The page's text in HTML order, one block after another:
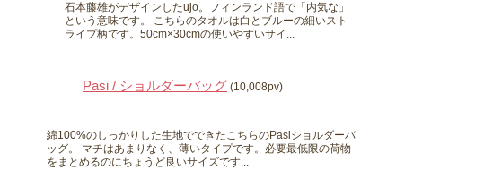
石本藤雄がデザインしたujo。フィンランド語で「内気な」
という意味です。 こちらのタオルは白とブルーの細いスト
ライプ柄です。50cm×30cmの使いやすいサイ...
Pasi / ショルダーバッグ (10,008pv)
綿100%のしっかりした生地でできたこちらのPasiショルダーバ
ッグ。 マチはあまりなく、薄いタイプです。必要最低限の荷物
をまとめるのにちょうど良いサイズです...